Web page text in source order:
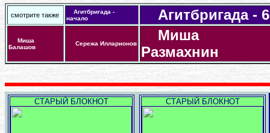
смотрите также
Агитбригада -
начало
Агитбригада -
Миша
Балашов
Сережа Илларионов
Миша
Размахнин
СТАРЫЙ БЛОКНОТ СТАРЫЙ БЛОКНОТ